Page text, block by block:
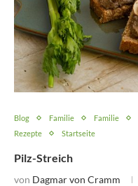
Blog Familie Familie
Rezepte
Startseite
Pilz-Streich
von Dagmar von Cramm